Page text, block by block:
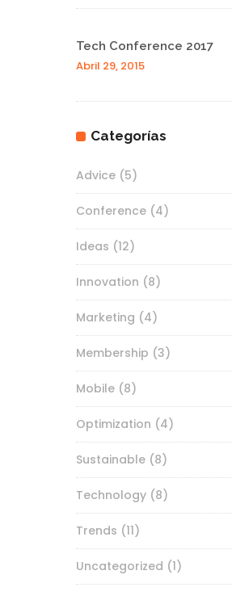
Tech Conference 2017
Abril 29, 2015
Categorías
Advice (5)
Conference (4)
Ideas (12)
Innovation (8)
Marketing (4)
Membership (3)
Mobile (8)
Optimization (4)
Sustainable (8)
Technology (8)
Trends (11)
Uncategorized (1)